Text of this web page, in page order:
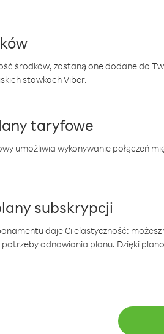
środków, zostaną one dodane do
stawkach Viber.
taryfowe
umożliwia wykonywanie połączeń
subskrypcji
daje Ci elastyczność:
odnawiania planu. Dzięki